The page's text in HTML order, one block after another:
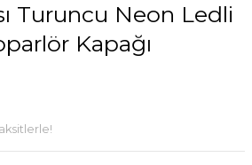
Turuncu Neon Ledli
Kapağı